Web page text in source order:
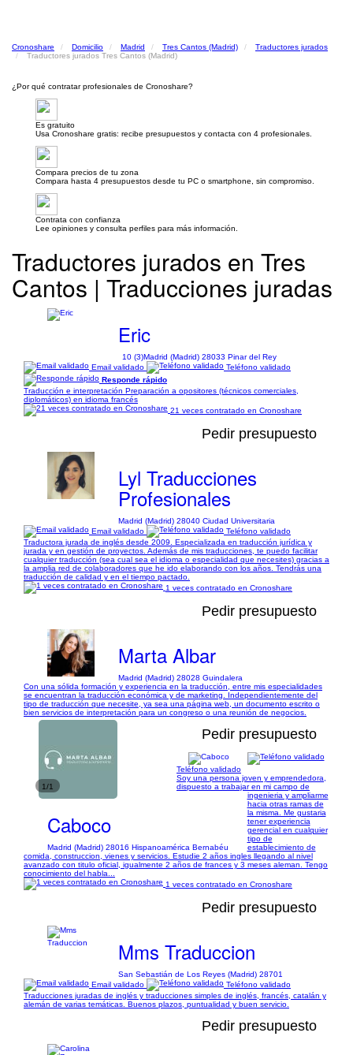
Cronoshare Domicilio Madrid Tres Cantos (Madrid)
Traductores jurados
Traductores jurados Tres Cantos (Madrid)
¿Por qué contratar profesionales de Cronoshare?
Es gratuito
Usa Cronoshare gratis: recibe presupuestos y contacta con 4 profesionales.
Compara precios de tu zona
Compara hasta 4 presupuestos desde tu PC o smartphone, sin compromiso.
Contrata con confianza
Lee opiniones y consulta perfiles para más información.
Traductores jurados en Tres
Cantos | Traducciones juradas
Eric
10 (3)Madrid (Madrid) 28033 Pinar del Rey
Email validado
Teléfono validado
Responde rápido
Traducción e interpretación Preparación a opositores (técnicos comerciales,
diplomáticos) en idioma francés
21 veces contratado en Cronoshare
Pedir presupuesto
Lyl Traducciones
Profesionales
Madrid (Madrid) 28040 Ciudad Universitaria
Email validado
Teléfono validado
Traductora jurada de inglés desde 2009. Especializada en traducción jurídica y
jurada y en gestión de proyectos. Además de mis traducciones, te puedo facilitar
cualquier traducción (sea cual sea el idioma o especialidad que necesites) gracias a
la amplia red de colaboradores que he ido elaborando con los años. Tendrás una
traducción de calidad y en el tiempo pactado.
1 veces contratado en Cronoshare
Pedir presupuesto
Marta Albar
Madrid (Madrid) 28028 Guindalera
Con una sólida formación y experiencia en la traducción, entre mis especialidades
se encuentran la traducción económica y de marketing. Independientemente del
tipo de traducción que necesite, ya sea una página web, un documento escrito o
bien servicios de interpretación para un congreso o una reunión de negocios.
1/1
Pedir presupuesto
Caboco
Madrid (Madrid) 28016 Hispanoamérica Bernabéu
Teléfono validado
Soy una persona joven y emprendedora,
dispuesto a trabajar en mi campo de
ingenieria y ampliarme
hacia otras ramas de
la misma. Me gustaria
tener experiencia
gerencial en cualquier
tipo de
establecimiento de
comida, construccion, vienes y servicios. Estudie 2 años ingles llegando al nivel
avanzado con titulo oficial, igualmente 2 años de frances y 3 meses aleman. Tengo
conocimiento del habla...
1 veces contratado en Cronoshare
Pedir presupuesto
Mms Traduccion
San Sebastián de Los Reyes (Madrid) 28701
Email validado
Teléfono validado
Traducciones juradas de inglés y traducciones simples de inglés, francés, catalán y
alemán de varias temáticas. Buenos plazos, puntualidad y buen servicio.
Pedir presupuesto